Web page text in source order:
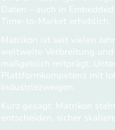
Daten – auch in
Time-to-Market erheblich.
Matrikon ist seit vielen
weltweite Verbreitung
maßgeblich mitprägt.
Plattformkompetenz mit
Industriezweigen.
Kurz gesagt: Matrikon
entscheiden, sicher